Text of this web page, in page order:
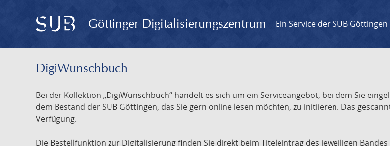
Göttinger Digitalisierungszentrum Ein Service der SUB Göttingen
DigiWunschbuch
Bei der Kollektion „DigiWunschbuch“ handelt es sich um ein Serviceangebot, bei dem Sie
dem Bestand der SUB Göttingen, das Sie gern online lesen möchten, zu initiieren. Das
Verfügung.
Die Bestellfunktion zur Digitalisierung finden Sie direkt beim Titeleintrag des jeweiligen